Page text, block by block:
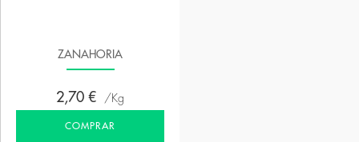
ZANAHORIA
2,70 € Kg
COMPRAR